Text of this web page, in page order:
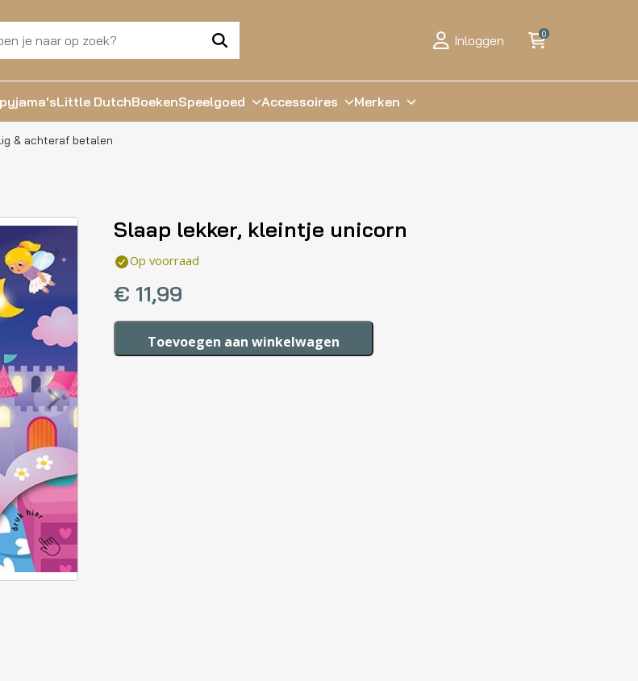
Inloggen 0
Little DutchBoekenSpeelgoed Accessoires Merken
& achteraf betalen
Slaap lekker, kleintje unicorn
Op voorraad
€ 11,99
Slaap
lekker,
Toevoegen aan winkelwagen